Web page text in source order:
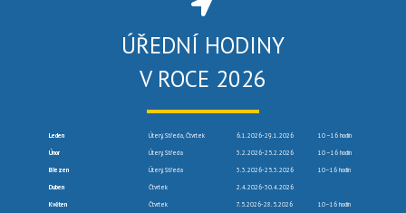
ÚŘEDNÍ HODINY
V ROCE 2026
Leden Úterý, Středa, Čtvrtek 6.1.2026-29.1.2026 10 –16 hodin
Únor Úterý, Středa 3.2.2026-25.2.2026 10 –16 hodin
Březen Úterý, Středa 3.3.2026-25.3.2026 10–16 hodin
Duben Čtvrtek 2.4.2026-30.4.2026
Květen Čtvrtek 7.5.2026-28.5.2026 10–16 hodin